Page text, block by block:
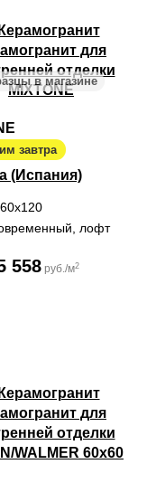
в магазине
завтра
(Испания)
60x120
лофт
558 руб./м2